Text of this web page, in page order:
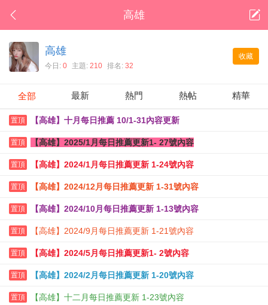
高雄
收藏
高雄
今日: 0 主題: 210 排名: 32
全部 最新 熱門 熱帖 精華
置頂 【高雄】十月每日推薦 10/1-31內容更新
置頂 【高雄】2025/1月每日推薦更新1- 27號內容
置頂 【高雄】2024/1月每日推薦更新 1-24號內容
置頂 【高雄】2024/12月每日推薦更新 1-31號內容
置頂 【高雄】2024/10月每日推薦更新 1-13號內容
置頂 【高雄】2024/9月每日推薦更新 1-21號內容
置頂 【高雄】2024/5月每日推薦更新1- 2號內容
置頂 【高雄】2024/2月每日推薦更新 1-20號內容
置頂 【高雄】十二月每日推薦更新 1-23號內容